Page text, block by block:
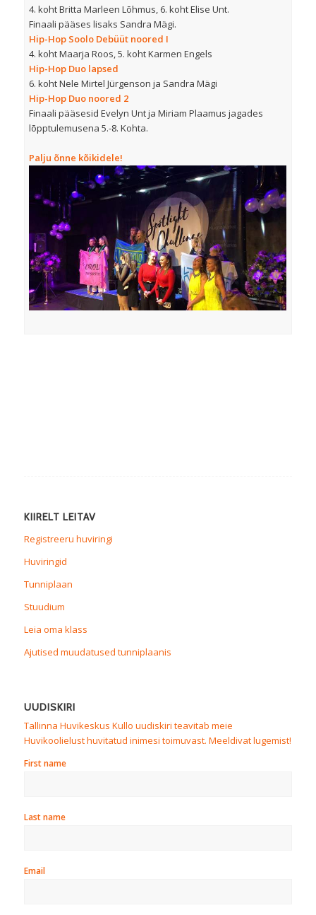
4. koht Britta Marleen Lõhmus, 6. koht Elise Unt.
Finaali pääses lisaks Sandra Mägi.
Hip-Hop Soolo Debüüt noored I
4. koht Maarja Roos, 5. koht Karmen Engels
Hip-Hop Duo lapsed
6. koht Nele Mirtel Jürgenson ja Sandra Mägi
Hip-Hop Duo noored 2
Finaali pääsesid Evelyn Unt ja Miriam Plaamus jagades
lõpptulemusena 5.-8. Kohta.
Palju õnne kõikidele!
KIIRELT LEITAV
Registreeru huviringi
Huviringid
Tunniplaan
Stuudium
Leia oma klass
Ajutised muudatused tunniplaanis
UUDISKIRI
Tallinna Huvikeskus Kullo uudiskiri teavitab meie
Huvikoolielust huvitatud inimesi toimuvast. Meeldivat lugemist!
First name
Last name
Email